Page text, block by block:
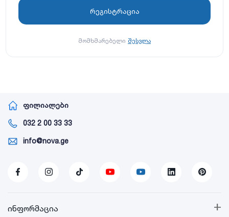
მომხმარებელი შესვლა
ფილიალები
032 2 00 33 33
info@nova.ge
+
ინფორმაცია